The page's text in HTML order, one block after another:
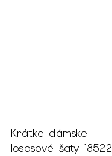
Krátke dámske
lososové šaty 18522